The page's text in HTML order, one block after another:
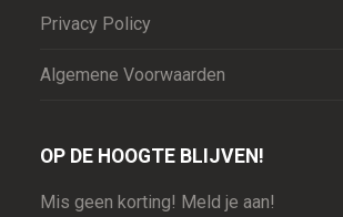
Privacy Policy
Algemene Voorwaarden
OP DE HOOGTE BLIJVEN!
Mis geen korting! Meld je aan!